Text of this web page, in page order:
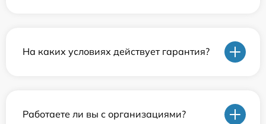
На каких условиях действует гарантия?
Работаете ли вы с организациями?